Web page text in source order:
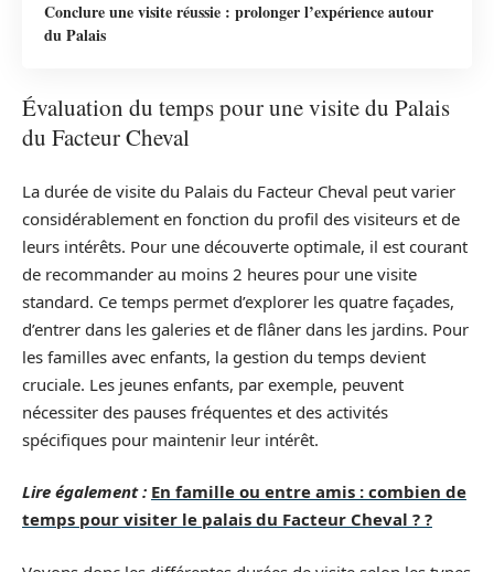
Conclure une visite réussie : prolonger l’expérience autour
du Palais
Évaluation du temps pour une visite du Palais
du Facteur Cheval
La durée de visite du Palais du Facteur Cheval peut varier
considérablement en fonction du profil des visiteurs et de
leurs intérêts. Pour une découverte optimale, il est courant
de recommander au moins 2 heures pour une visite
standard. Ce temps permet d’explorer les quatre façades,
d’entrer dans les galeries et de flâner dans les jardins. Pour
les familles avec enfants, la gestion du temps devient
cruciale. Les jeunes enfants, par exemple, peuvent
nécessiter des pauses fréquentes et des activités
spécifiques pour maintenir leur intérêt.
Lire également : En famille ou entre amis : combien de
temps pour visiter le palais du Facteur Cheval ? ?